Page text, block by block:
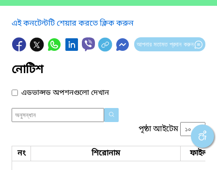
এই কনটেন্টটি শেয়ার করতে ক্লিক করুন
আপনার মতামত প্রদান করুন
নোটিশ
এডভান্সড অপশনগুলো দেখান
পৃষ্ঠা আইটেম
নং শিরোনাম ফাইল